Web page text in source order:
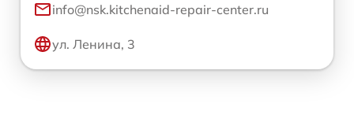
info@nsk.kitchenaid-repair-center.ru
ул. Ленина, 3